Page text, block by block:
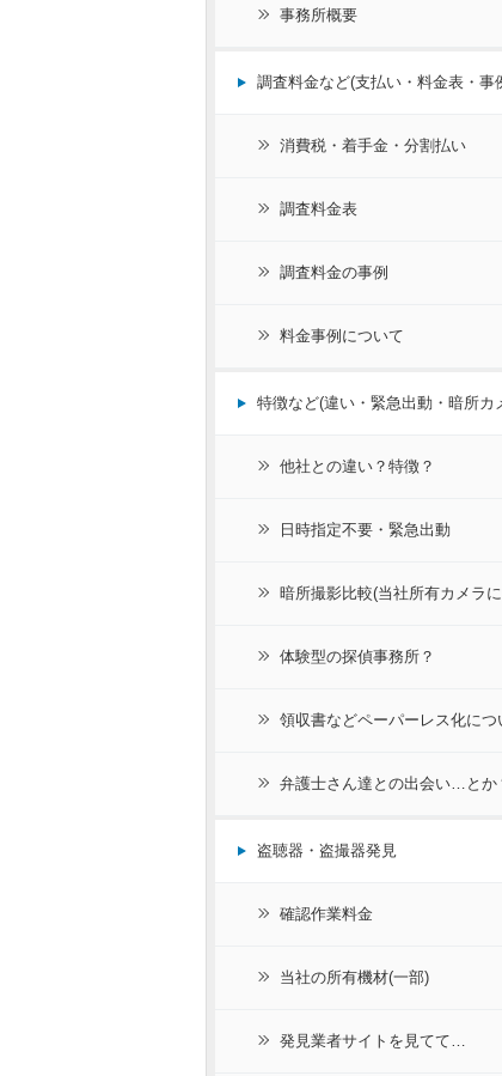
事務所概要
調査料金など(支払い・料金表・事
消費税・着手金・分割払い
調査料金表
調査料金の事例
料金事例について
特徴など(違い・緊急出動・暗所カ
他社との違い？特徴？
日時指定不要・緊急出動
暗所撮影比較(当社所有カメラ
体験型の探偵事務所？
領収書などペーパーレス化につ
弁護士さん達との出会い…とか
盗聴器・盗撮器発見
確認作業料金
当社の所有機材(一部)
発見業者サイトを見てて…